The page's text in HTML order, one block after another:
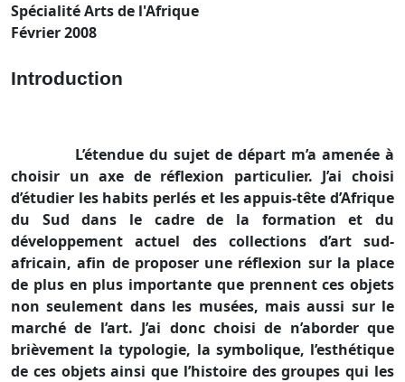
Spécialité Arts de l'Afrique
Février 2008
Introduction
L’étendue du sujet de départ m’a amenée à
choisir un axe de réflexion particulier. J’ai choisi
d’étudier les habits perlés et les appuis-tête d’Afrique
du Sud dans le cadre de la formation et du
développement actuel des collections d’art sud-
africain, afin de proposer une réflexion sur la place
de plus en plus importante que prennent ces objets
non seulement dans les musées, mais aussi sur le
marché de l’art. J’ai donc choisi de n’aborder que
brièvement la typologie, la symbolique, l’esthétique
de ces objets ainsi que l’histoire des groupes qui les